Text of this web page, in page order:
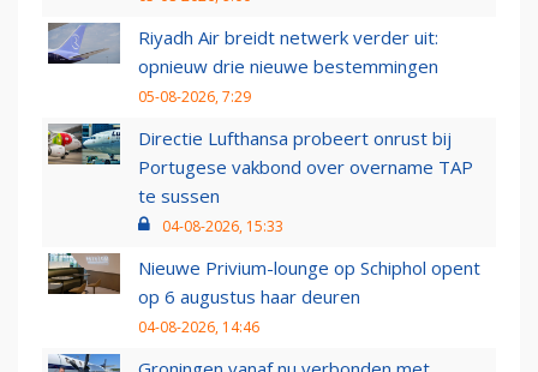
Riyadh Air breidt netwerk verder uit:
opnieuw drie nieuwe bestemmingen
05-08-2026, 7:29
Directie Lufthansa probeert onrust bij
Portugese vakbond over overname TAP
te sussen
04-08-2026, 15:33
Nieuwe Privium-lounge op Schiphol opent
op 6 augustus haar deuren
04-08-2026, 14:46